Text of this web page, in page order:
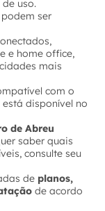
uso.
ser
e home office,
mais
com o
disponível no
de Abreu
saber quais
consulte seu
de planos,
de acordo